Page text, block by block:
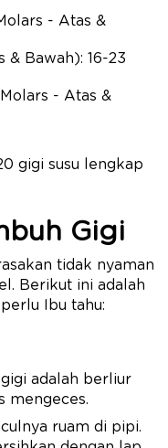
- Atas &
& Bawah): 16-23
- Atas &
gigi susu lengkap
Gigi
tidak nyaman
Berikut ini adalah
Ibu tahu:
adalah berliur
mengeces.
ruam di pipi.